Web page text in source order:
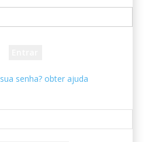
senha? obter ajuda